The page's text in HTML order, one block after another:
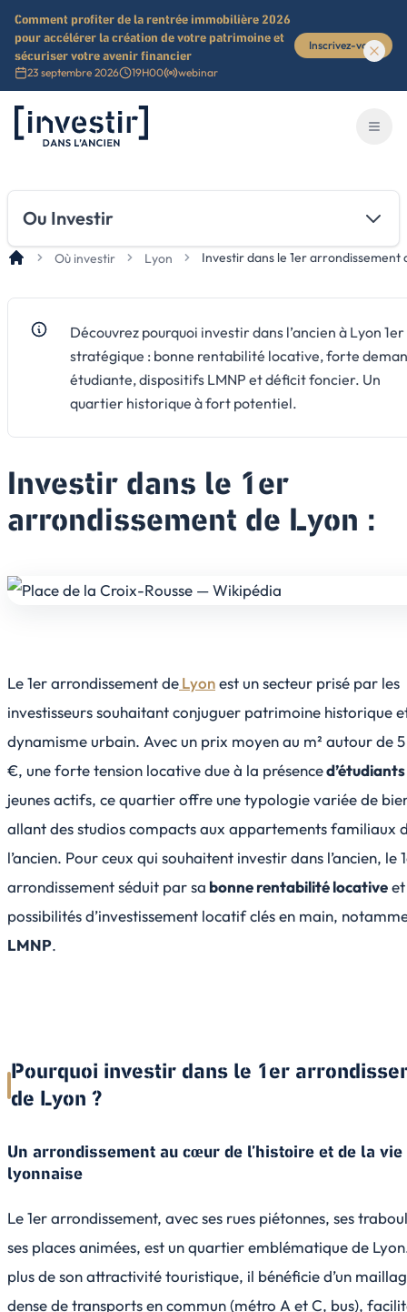
Comment profiter de la rentrée immobilière 2026
pour accélérer la création de votre patrimoine et
sécuriser votre avenir financier
23 septembre 2026 19H00 webinar
Inscrivez-vous
Investir dans l'ancien
Ou Investir
Où investir Lyon Investir dans le 1er arrondissement
Découvrez pourquoi investir dans l’ancien à Lyon
stratégique : bonne rentabilité locative, forte
étudiante, dispositifs LMNP et déficit foncier. Un
quartier historique à fort potentiel.
Investir dans le 1er
arrondissement de Lyon :
Le 1er arrondissement deLyonest un secteur prisé par les
investisseurs souhaitant conjuguer patrimoine historique
dynamisme urbain. Avec un prix moyen au m² autour de
€, une forte tension locative due à la présenced’étudiants
jeunes actifs, ce quartier offre une typologie variée de
allant des studios compacts aux appartements familiaux
l’ancien. Pour ceux qui souhaitent investir dans l’ancien, le
arrondissement séduit par sa bonne rentabilité locativeet
possibilités d’investissement locatif clés en main,
LMNP.
Pourquoi investir dans le 1er
de Lyon ?
Un arrondissement au cœur de l’histoire et de la vie
lyonnaise
Le 1er arrondissement, avec ses rues piétonnes, ses
ses places animées, est un quartier emblématique de
plus de son attractivité touristique, il bénéficie d’un
dense de transports en commun (métro A et C, bus),